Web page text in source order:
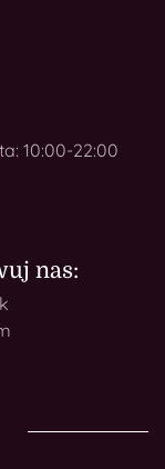
10:00-22:00
nas: